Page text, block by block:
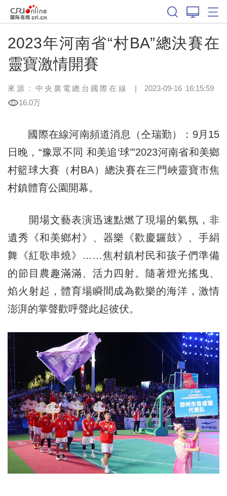
2023年河南省“村BA”總決賽在
靈寶激情開賽
來源：中央廣電總台國際在線 | 2023-09-16 16:15:59
16.0万
國際在線河南頻道消息（仝瑞勤）：9月15
日晚，“豫眾不同 和美追‘球’”2023河南省和美鄉
村籃球大賽（村BA）總決賽在三門峽靈寶市焦
村鎮體育公園開幕。
開場文藝表演迅速點燃了現場的氣氛，非
遺秀《和美鄉村》、器樂《歡慶鑼鼓》、手絹
舞《紅歌串燒》……焦村鎮村民和孩子們準備
的節目農趣滿滿、活力四射。隨著燈光搖曳、
焰火射起，體育場瞬間成為歡樂的海洋，激情
澎湃的掌聲歡呼聲此起彼伏。